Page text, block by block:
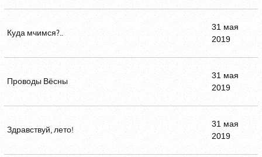
Куда мчимся?..
31 мая
2019
Проводы Вёсны
31 мая
2019
Здравствуй, лето!
31 мая
2019